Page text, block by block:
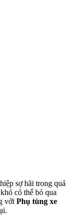
sợ hãi trong quá
có thể bỏ qua
với Phụ tùng xe